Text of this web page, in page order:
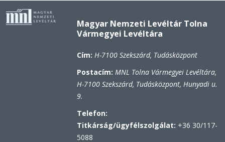
Magyar Nemzeti Levéltár Tolna
Vármegyei Levéltára
Cím:H-7100 Szekszárd, Tudásközpont
Postacím:MNL Tolna Vármegyei Levéltára,
H-7100 Szekszárd, Tudásközpont, Hunyadi u.
9.
Telefon:
Titkárság/ügyfélszolgálat: +36 30/117-
5088